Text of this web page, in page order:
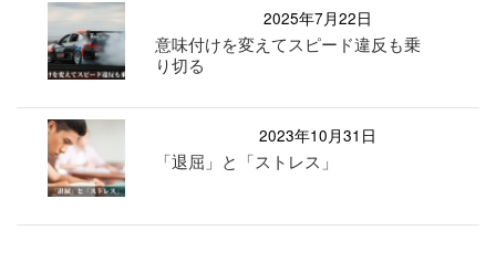
2025年7月22日
意味付けを変えてスピード違反も乗
り切る
2023年10月31日
「退屈」と「ストレス」